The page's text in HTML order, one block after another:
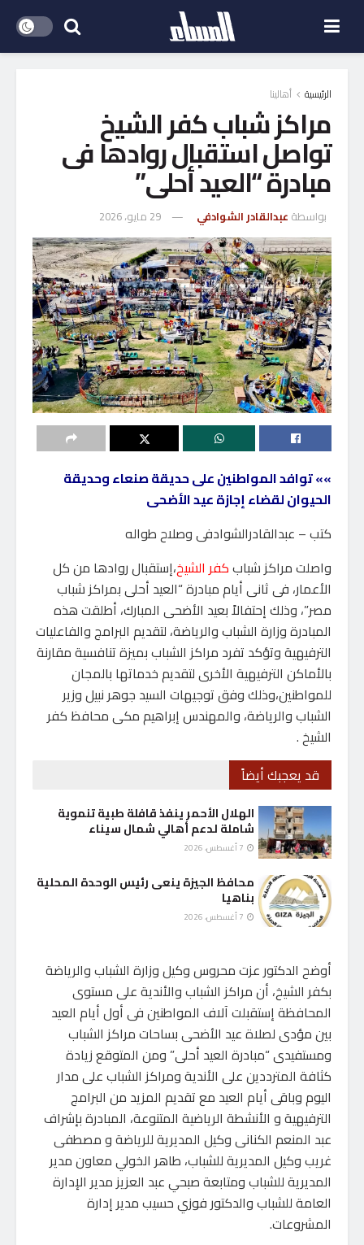
الرئيسية أهالينا
مراكز شباب كفر الشيخ
تواصل استقبال روادها فى
مبادرة “العيد أحلى”
بواسطة عبدالقادر الشوادفي 29 مايو، 2026
»» توافد المواطنين على حديقة صنعاء وحديقة
الحيوان لقضاء إجازة عيد الأضحى
كتب – عبدالقادرالشوادفى وصلاح طواله
واصلت مراكز شبابكفر الشيخ،إستقبال روادها من كل
الأعمار، فى ثانى أيام مبادرة “العيد أحلى بمراكز شباب
مصر”، وذلك إحتفالاً بعيد الأضحى المبارك، أطلقت هذه
المبادرة وزارة الشباب والرياضة، لتقديم البرامج والفاعليات
الترفيهية وتؤكد تفرد مراكز الشباب بميزة تنافسية مقارنة
بالأماكن الترفيهية الأخرى لتقديم خدماتها بالمجان
للمواطنين،وذلك وفق توجيهات السيد جوهر نبيل وزير
الشباب والرياضة، والمهندس إبراهيم مكى محافظ كفر
الشيخ .
قد يعجبك أيضاً
الهلال الأحمر ينفذ قافلة طبية تنموية
شاملة لدعم أهالي شمال سيناء
محافظ الجيزة ينعى رئيس الوحدة المحلية
بناهيا
أوضح الدكتور عزت محروس وكيل وزارة الشباب والرياضة
بكفر الشيخ، أن مراكز الشباب والأندية على مستوى
المحافظة إستقبلت آلاف المواطنين فى أول أيام العيد
بين مؤدى لصلاة عيد الأضحى بساحات مراكز الشباب
ومستفيدى “مبادرة العيد أحلى” ومن المتوقع زيادة
كثافة المترددين على الأندية ومراكز الشباب على مدار
اليوم وباقى أيام العيد مع تقديم المزيد من البرامج
الترفيهية و الأنشطة الرياضية المتنوعة، المبادرة بإشراف
عبد المنعم الكنانى وكيل المديرية للرياضة و مصطفى
غريب وكيل المديرية للشباب، طاهر الخولي معاون مدير
المديرية للشباب ومتابعة صبحي عبد العزيز مدير الإدارة
العامة للشباب والدكتور فوزي حسيب مدير إدارة
المشروعات.